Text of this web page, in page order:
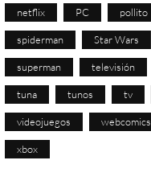
netflix PC pollito
spiderman Star Wars
superman televisión
tuna tunos tv
videojuegos webcomics
xbox